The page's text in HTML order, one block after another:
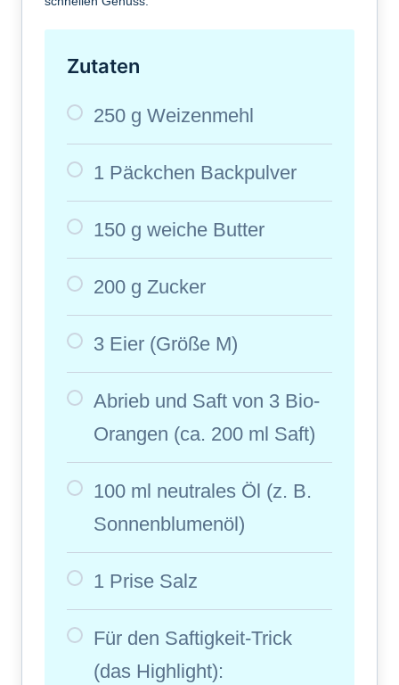
Zutaten
250 g Weizenmehl
1 Päckchen Backpulver
150 g weiche Butter
200 g Zucker
3 Eier (Größe M)
Abrieb und Saft von 3 Bio-
Orangen (ca. 200 ml Saft)
100 ml neutrales Öl (z. B.
Sonnenblumenöl)
1 Prise Salz
Für den Saftigkeit-Trick
(das Highlight):